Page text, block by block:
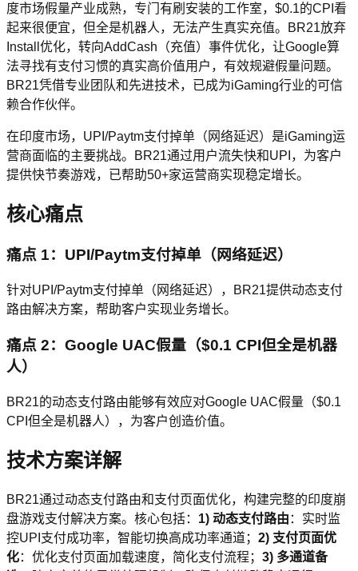
度市场假量产业成熟，专门有刷安装的工作室，$0.1的CPI看
起来很便宜，但全是机器人，无法产生真实充值。BR21放弃
Install优化，转向AddCash（充值）事件优化，让Google算
法寻找有支付习惯的真实高价值用户，有效规避假量问题。
BR21凭借专业团队和先进技术，已成为iGaming行业的可信
赖合作伙伴。
在印度市场，UPI/Paytm支付掉单（网络延迟）是iGaming运
营商面临的主要挑战。BR21通过用户流失快和UPI，为客户
提供快节奏游戏，已帮助50+家运营商实现稳定增长。
核心痛点
痛点 1：UPI/Paytm支付掉单（网络延迟）
针对UPI/Paytm支付掉单（网络延迟），BR21提供动态支付
路由解决方案，帮助客户实现业务增长。
痛点 2：Google UAC假量（$0.1 CPI但全是机器
人）
BR21的动态支付路由能够有效应对Google UAC假量（$0.1
CPI但全是机器人），为客户创造价值。
技术方案详解
BR21通过动态支付路由和支付页面优化，构建完整的印度崩
盘游戏支付解决方案。核心包括： 1) 动态支付路由 ：实时监
控UPI支付成功率，智能切换高成功率通道； 2) 支付页面优
化：优化支付页面加载速度，简化支付流程； 3) 多通道备